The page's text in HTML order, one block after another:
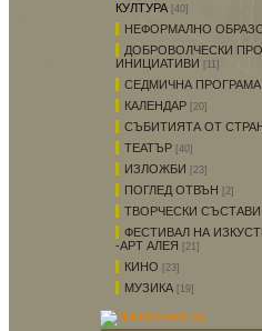
КУЛТУРА [40]
НЕФОРМАЛНО
ДОБРОВОЛЧЕСКИ
ИНИЦИАТИВИ
[11]
СЕДМИЧНА ПРОГРАМА
КАЛЕНДАР [20]
СЪБИТИЯТА ОТ
ТЕАТЪР [40]
ИЗЛОЖБИ [23]
ПОГЛЕД ОТВЪН [2]
ТВОРЧЕСКИ СЪСТАВИ
ФЕСТИВАЛ НА
-АРТ АЛЕЯ
[21]
КИНО [23]
МУЗИКА [19]